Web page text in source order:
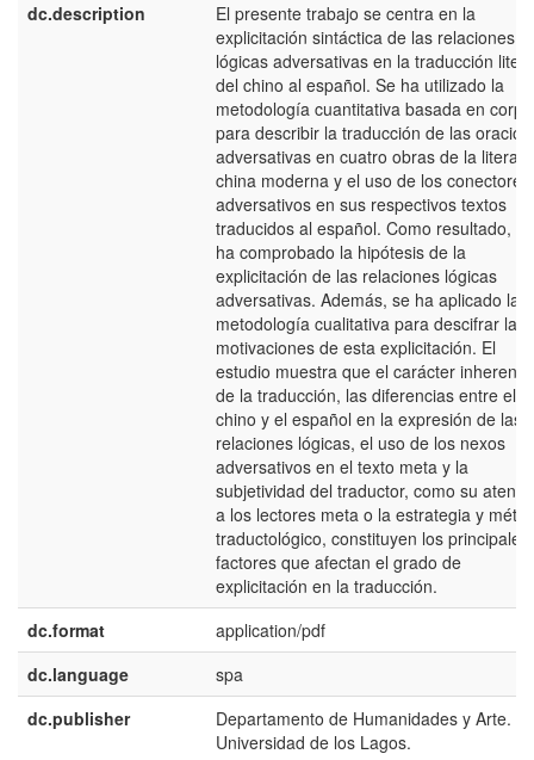
dc.description
El presente trabajo se centra en la
explicitación sintáctica de las relaciones
lógicas adversativas en la traducción
del chino al español. Se ha utilizado la
metodología cuantitativa basada en
para describir la traducción de las
adversativas en cuatro obras de la
china moderna y el uso de los conectores
adversativos en sus respectivos textos
traducidos al español. Como resultado, se
ha comprobado la hipótesis de la
explicitación de las relaciones lógicas
adversativas. Además, se ha aplicado la
metodología cualitativa para descifrar las
motivaciones de esta explicitación. El
estudio muestra que el carácter inherente
de la traducción, las diferencias entre el
chino y el español en la expresión de las
relaciones lógicas, el uso de los nexos
adversativos en el texto meta y la
subjetividad del traductor, como su
a los lectores meta o la estrategia y
traductológico, constituyen los principales
factores que afectan el grado de
explicitación en la traducción.
dc.format
application/pdf
dc.language
spa
dc.publisher
Departamento de Humanidades y Arte.
Universidad de los Lagos.